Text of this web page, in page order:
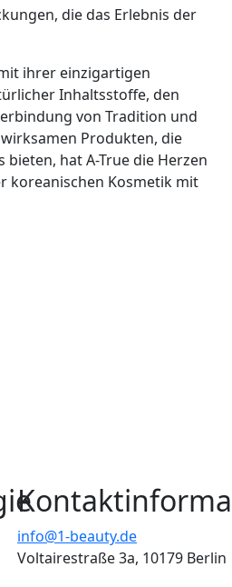
die das Erlebnis der
ihrer einzigartigen
Inhaltsstoffe, den
von Tradition und
Produkten, die
hat A-True die Herzen
koreanischen Kosmetik mit
info@1-beauty.de
Voltairestraße 3a, 10179 Berlin